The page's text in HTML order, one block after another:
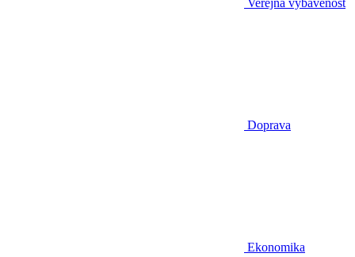
Veřejná vybavenost
Doprava
Ekonomika